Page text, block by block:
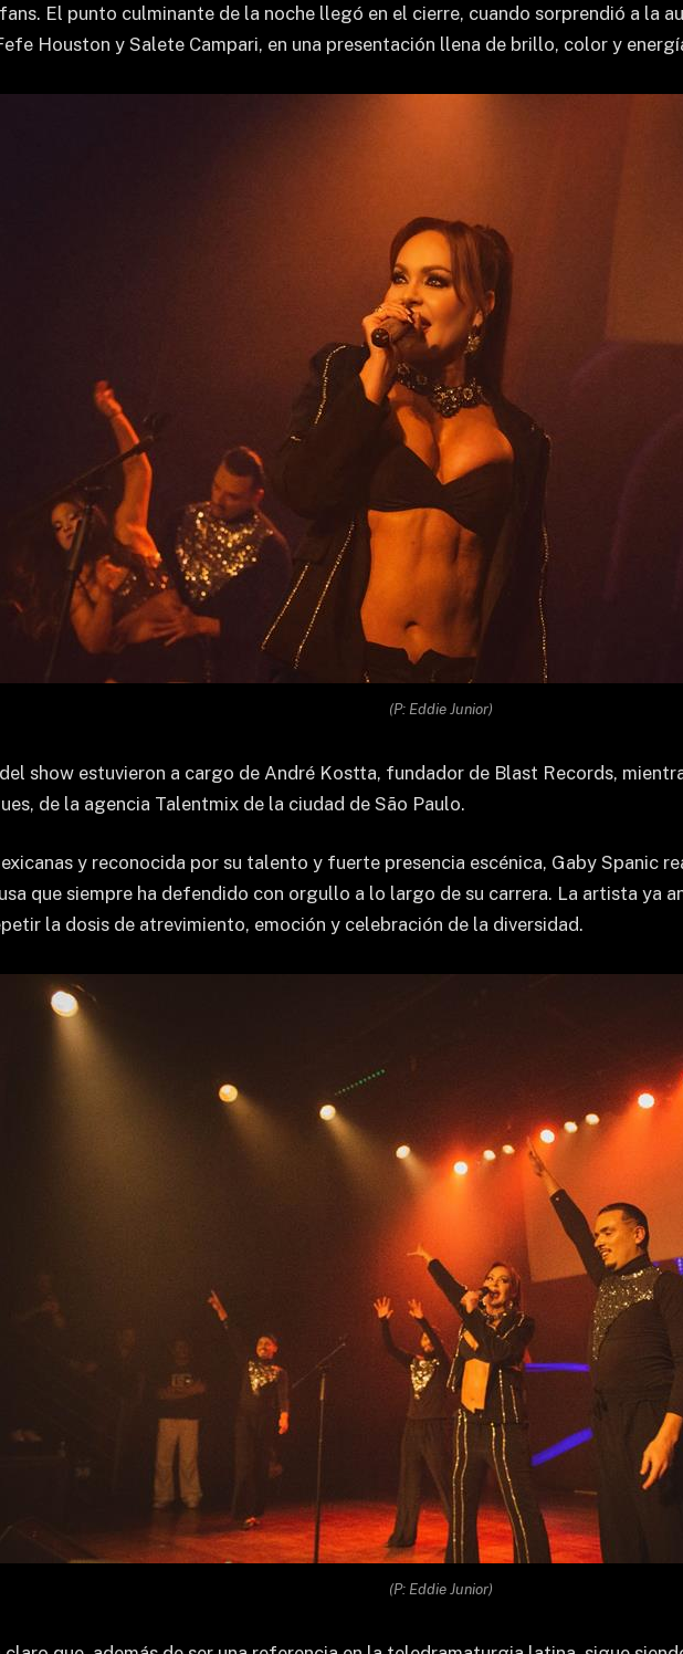
El punto culminante de la noche llegó en el cierre, cuando sorprendió a la
Houston y Salete Campari, en una presentación llena de brillo, color y
(P: Eddie Junior)
show estuvieron a cargo de André Kostta, fundador de Blast Records,
de la agencia Talentmix de la ciudad de São Paulo.
y reconocida por su talento y fuerte presencia escénica, Gaby Spanic
que siempre ha defendido con orgullo a lo largo de su carrera. La artista ya
la dosis de atrevimiento, emoción y celebración de la diversidad.
(P: Eddie Junior)